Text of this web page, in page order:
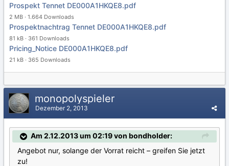
Prospekt Tennet DE000A1HKQE8.pdf
2 MB · 1.664 Downloads
Prospektnachtrag Tennet DE000A1HKQE8.pdf
81 kB · 361 Downloads
Pricing_Notice DE000A1HKQE8.pdf
21 kB · 365 Downloads
monopolyspieler
Dezember 2, 2013
Am 2.12.2013 um 02:19 von bondholder:
Angebot nur, solange der Vorrat reicht – greifen Sie jetzt
zu!